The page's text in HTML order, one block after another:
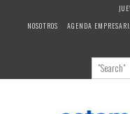
NOSOTROS
AGENDA